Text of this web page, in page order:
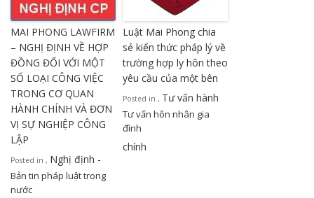
MAI PHONG LAWFIRM
– NGHỊ ĐỊNH VỀ HỢP
ĐỒNG ĐỐI VỚI MỘT
SỐ LOẠI CÔNG VIỆC
TRONG CƠ QUAN
HÀNH CHÍNH VÀ ĐƠN
VỊ SỰ NGHIỆP CÔNG
LẬP
Posted in
Bản tin pháp luật trong
nước
, Nghị định -
Luật Mai Phong chia
sẻ kiến thức pháp lý về
trường hợp ly hôn theo
yêu cầu của một bên
Posted in
Tư vấn hôn nhân gia
đình
, Tư vấn hành
chính